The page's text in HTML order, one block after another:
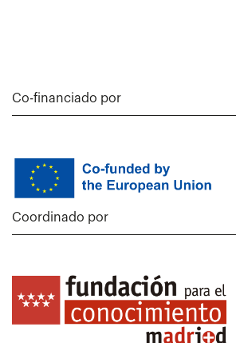
Co-financiado por
Coordinado por